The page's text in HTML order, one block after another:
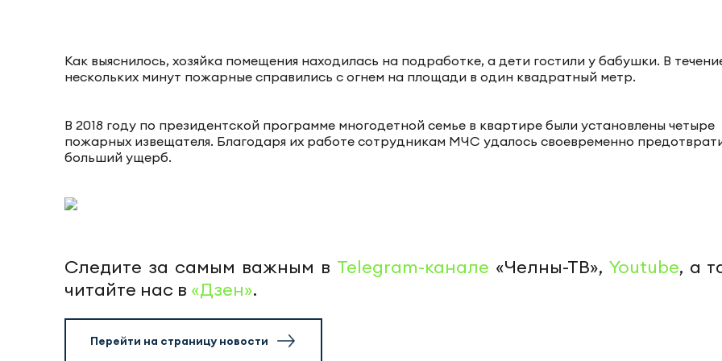
Как выяснилось, хозяйка помещения находилась на подработке, а дети гостили у бабушки. В
нескольких минут пожарные справились с огнем на площади в один квадратный метр.
В 2018 году по президентской программе многодетной семье в квартире были установлены четыре
пожарных извещателя. Благодаря их работе сотрудникам МЧС удалось своевременно
больший ущерб.
Следите за самым важным в Telegram-канале «Челны-ТВ», Youtube, а
читайте нас в «Дзен».
Перейти на страницу новости